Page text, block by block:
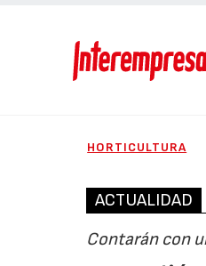
HORTICULTURA
ACTUALIDAD
Contarán con